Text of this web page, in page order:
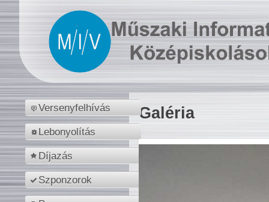
Versenyfelhívás
Lebonyolítás
Díjazás
Szponzorok
Galéria